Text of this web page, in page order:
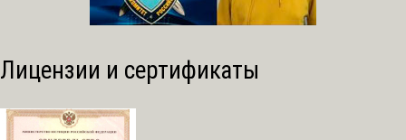
Лицензии и сертификаты